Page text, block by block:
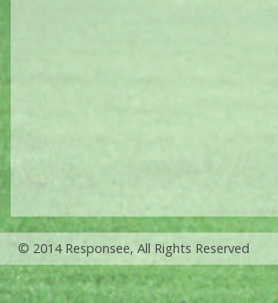
© 2014 Responsee, All Rights Reserved